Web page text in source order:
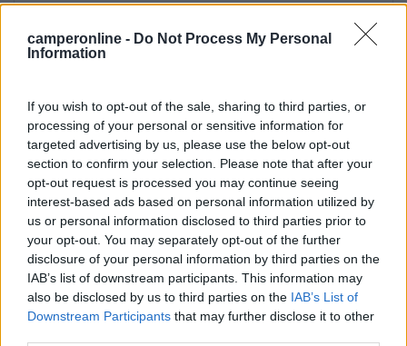
camperonline - Do Not Process My Personal
Information
If you wish to opt-out of the sale, sharing to third parties, or
processing of your personal or sensitive information for
targeted advertising by us, please use the below opt-out
section to confirm your selection. Please note that after your
opt-out request is processed you may continue seeing
interest-based ads based on personal information utilized by
us or personal information disclosed to third parties prior to
your opt-out. You may separately opt-out of the further
disclosure of your personal information by third parties on the
IAB’s list of downstream participants. This information may
also be disclosed by us to third parties on the IAB’s List of
Downstream Participants that may further disclose it to other
indirizzo mail indicati sul loro sito. Mancanza di
serietà!
Accoglienza
Conrero 15/08/2017 23:50
Campeggio poco curato. Servizi igienici
tramandati. Ferrovia attaccata al campeggio.
Caratteristiche Pulizia Servizi